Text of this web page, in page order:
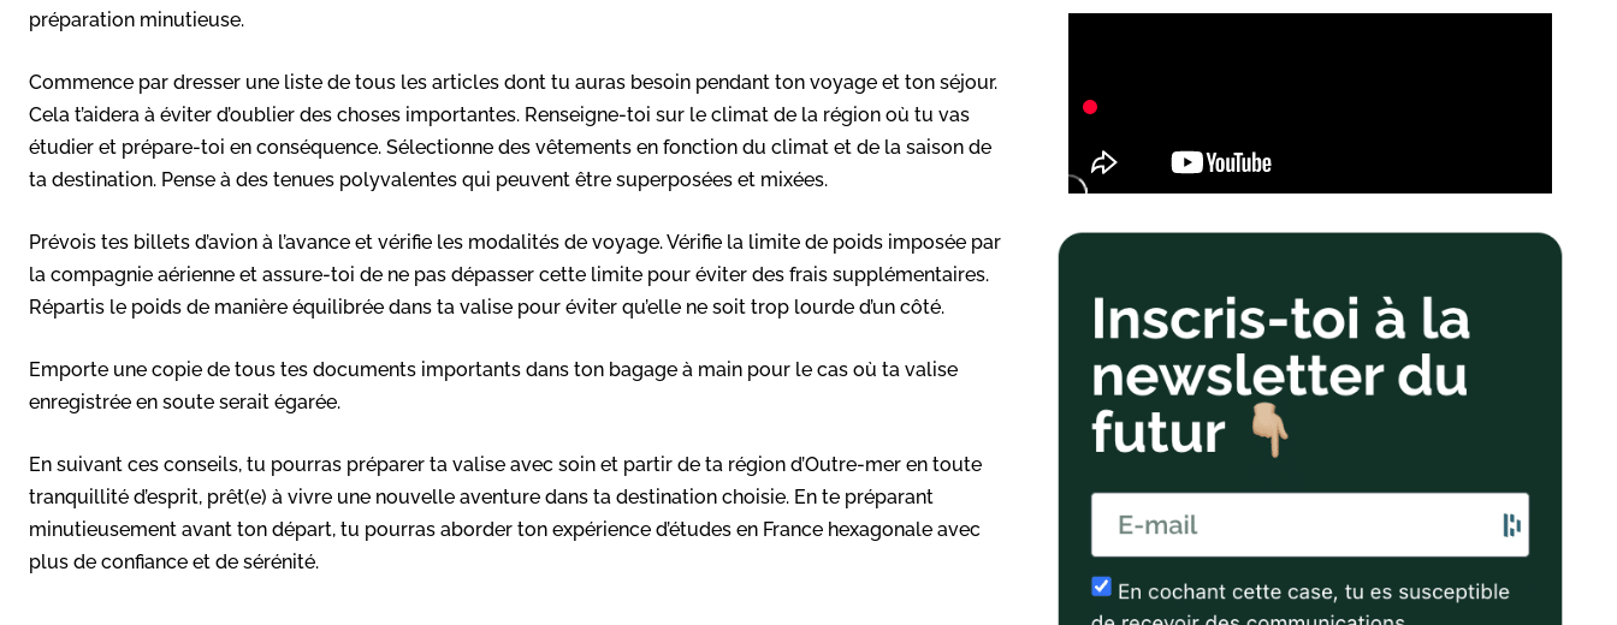
préparation minutieuse.
Commence par dresser une liste de tous les articles dont tu auras besoin pendant ton voyage et ton séjour.
Cela t’aidera à éviter d’oublier des choses importantes. Renseigne-toi sur le climat de la région où tu vas
étudier et prépare-toi en conséquence. Sélectionne des vêtements en fonction du climat et de la saison de
ta destination. Pense à des tenues polyvalentes qui peuvent être superposées et mixées.
Prévois tes billets d’avion à l’avance et vérifie les modalités de voyage. Vérifie la limite de poids imposée par
la compagnie aérienne et assure-toi de ne pas dépasser cette limite pour éviter des frais supplémentaires.
Répartis le poids de manière équilibrée dans ta valise pour éviter qu’elle ne soit trop lourde d’un côté.
Emporte une copie de tous tes documents importants dans ton bagage à main pour le cas où ta valise
enregistrée en soute serait égarée.
En suivant ces conseils, tu pourras préparer ta valise avec soin et partir de ta région d’Outre-mer en toute
tranquillité d’esprit, prêt(e) à vivre une nouvelle aventure dans ta destination choisie. En te préparant
minutieusement avant ton départ, tu pourras aborder ton expérience d’études en France hexagonale avec
plus de confiance et de sérénité.